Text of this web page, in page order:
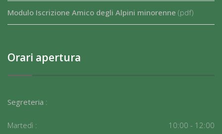
Modulo Iscrizione Amico degli Alpini minorenne (pdf)
Orari apertura
Segreteria :
Martedì : 10:00 - 12:00